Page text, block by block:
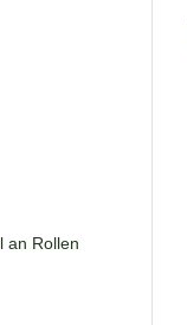
an Rollen